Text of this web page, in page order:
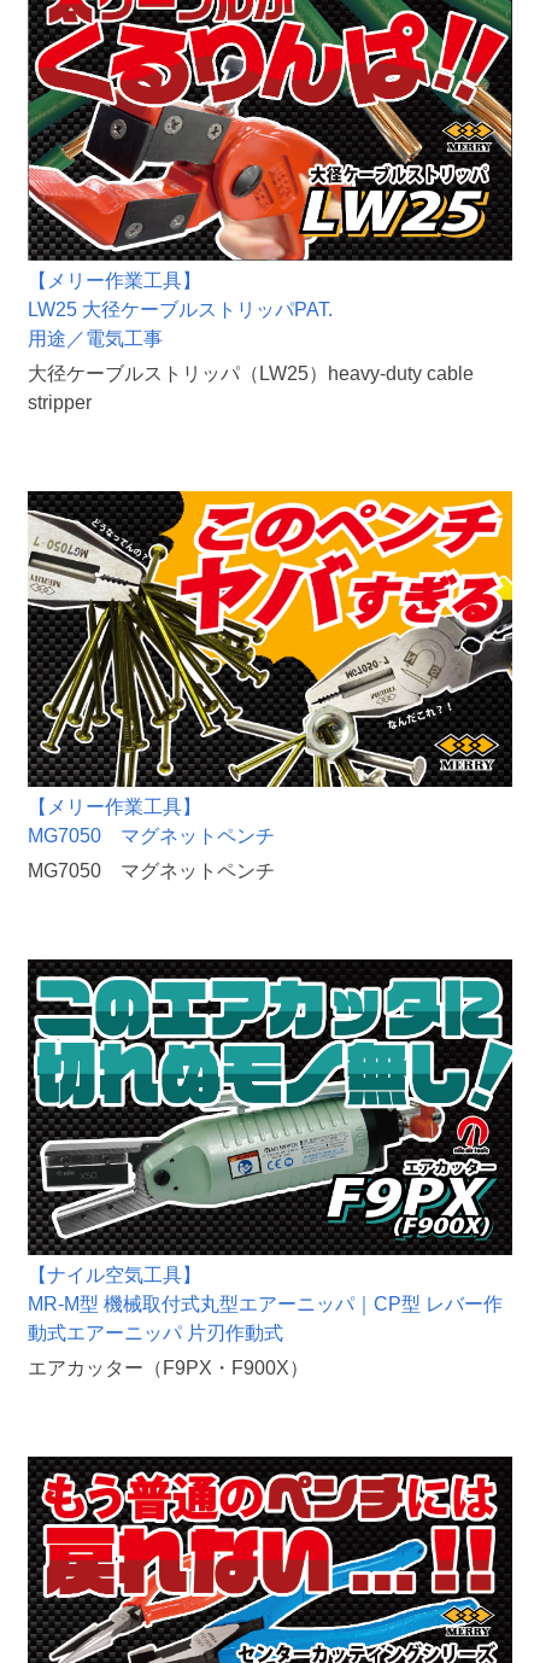
【メリー作業工具】
LW25 大径ケーブルストリッパPAT.
用途／電気工事
大径ケーブルストリッパ（LW25）heavy-duty cable
stripper
【メリー作業工具】
MG7050 マグネットペンチ
MG7050 マグネットペンチ
【ナイル空気工具】
MR-M型 機械取付式丸型エアーニッパ｜CP型 レバー作
動式エアーニッパ 片刃作動式
エアカッター（F9PX・F900X）